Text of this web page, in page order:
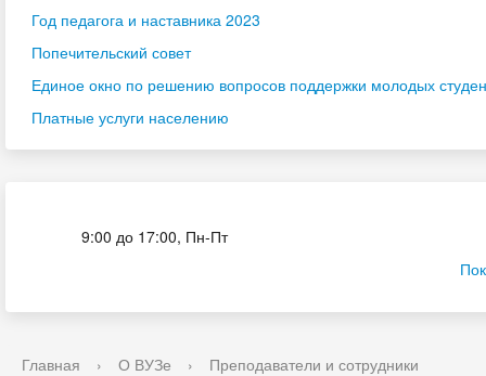
Год педагога и наставника 2023
Попечительский совет
Единое окно по решению вопросов поддержки молодых
Платные услуги населению
9:00 до 17:00, Пн-Пт
Главная › О ВУЗе › Преподаватели и сотрудники